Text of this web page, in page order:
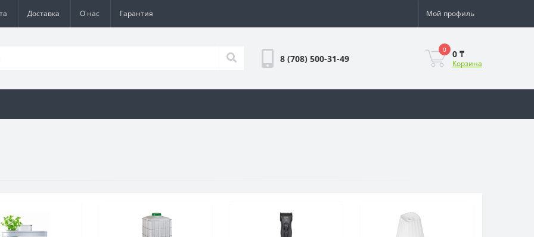
Доставка О нас Гарантия Мой профиль
8 (708) 500-31-49
0 0 ₸
Корзина